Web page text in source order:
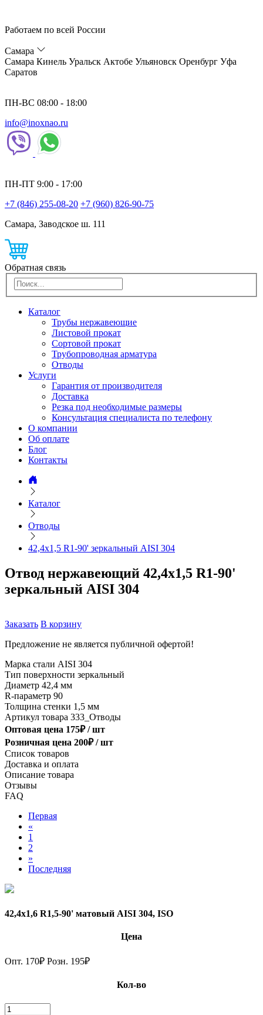
Работаем по всей России
Самара
Самара Кинель Уральск Актобе Ульяновск Оренбург Уфа
Саратов
ПН-ВС 08:00 - 18:00
info@inoxnao.ru
ПН-ПТ 9:00 - 17:00
+7 (846) 255-08-20 +7 (960) 826-90-75
Самара, Заводское ш. 111
Обратная связь
Каталог
Трубы нержавеющие
Листовой прокат
Сортовой прокат
Трубопроводная арматура
Отводы
Услуги
Гарантия от производителя
Доставка
Резка под необходимые размеры
Консультация специалиста по телефону
О компании
Об оплате
Блог
Контакты
Каталог
Отводы
42,4х1,5 R1-90' зеркальный AISI 304
Отвод нержавеющий 42,4х1,5 R1-90'
зеркальный AISI 304
Заказать В корзину
Предложение не является публичной офертой!
Марка стали AISI 304
Тип поверхности зеркальный
Диаметр 42,4 мм
R-параметр 90
Толщина стенки 1,5 мм
Артикул товара 333_Отводы
Оптовая цена 175₽ /шт
Розничная цена 200₽ /шт
Список товаров
Доставка и оплата
Описание товара
Отзывы
FAQ
Первая
«
1
2
»
Последняя
42,4х1,6 R1,5-90' матовый AISI 304, ISO
Цена
Опт. 170₽ Розн. 195₽
Кол-во